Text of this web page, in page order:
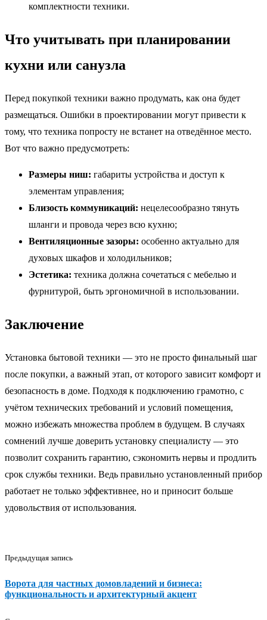
комплектности техники.
Что учитывать при планировании
кухни или санузла
Перед покупкой техники важно продумать, как она будет
размещаться. Ошибки в проектировании могут привести к
тому, что техника попросту не встанет на отведённое место.
Вот что важно предусмотреть:
Размеры ниш: габариты устройства и доступ к
элементам управления;
Близость коммуникаций: нецелесообразно тянуть
шланги и провода через всю кухню;
Вентиляционные зазоры: особенно актуально для
духовых шкафов и холодильников;
Эстетика: техника должна сочетаться с мебелью и
фурнитурой, быть эргономичной в использовании.
Заключение
Установка бытовой техники — это не просто финальный шаг
после покупки, а важный этап, от которого зависит комфорт и
безопасность в доме. Подходя к подключению грамотно, с
учётом технических требований и условий помещения,
можно избежать множества проблем в будущем. В случаях
сомнений лучше доверить установку специалисту — это
позволит сохранить гарантию, сэкономить нервы и продлить
срок службы техники. Ведь правильно установленный прибор
работает не только эффективнее, но и приносит больше
удовольствия от использования.
Предыдущая запись
Ворота для частных домовладений и бизнеса:
функциональность и архитектурный акцент